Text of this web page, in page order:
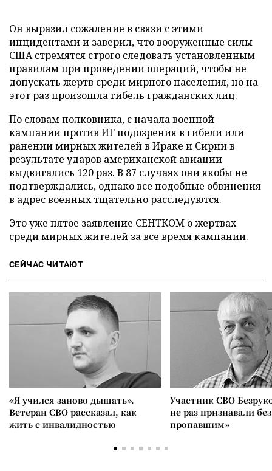
Он выразил сожаление в связи с этими
инцидентами и заверил, что вооруженные силы
США стремятся строго следовать установленным
правилам при проведении операций, чтобы не
допускать жертв среди мирного населения, но на
этот раз произошла гибель гражданских лиц.
По словам полковника, с начала военной
кампании против ИГ подозрения в гибели или
ранении мирных жителей в Ираке и Сирии в
результате ударов американской авиации
выдвигались 120 раз. В 87 случаях они якобы не
подтверждались, однако все подобные обвинения
в адрес военных тщательно расследуются.
Это уже пятое заявление СЕНТКОМ о жертвах
среди мирных жителей за все время кампании.
СЕЙЧАС ЧИТАЮТ
«Я учился заново дышать».
Ветеран СВО рассказал, как
жить с инвалидностью
Участник СВО
не раз признавали
пропавшим»